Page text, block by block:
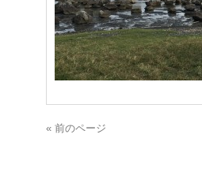
« 前のページ